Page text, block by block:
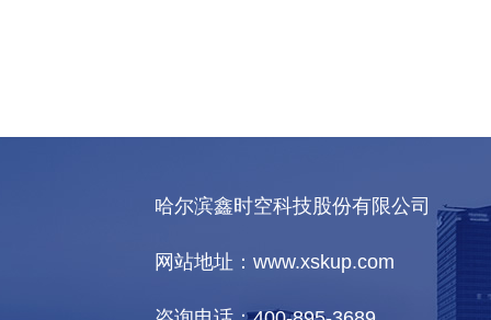
哈尔滨鑫时空科技股份有限公司
网站地址：www.xskup.com